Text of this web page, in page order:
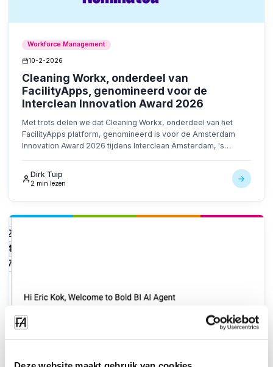
Workforce Management
10-2-2026
Cleaning Workx, onderdeel van
FacilityApps, genomineerd voor de
Interclean Innovation Award 2026
Met trots delen we dat Cleaning Workx, onderdeel van het
FacilityApps platform, genomineerd is voor de Amsterdam
Innovation Award 2026 tijdens Interclean Amsterdam, 's
Dirk Tuip
2 min lezen